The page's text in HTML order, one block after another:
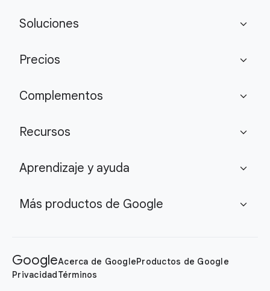
Soluciones expand_more
Precios expand_more
Complementos expand_more
Recursos expand_more
Aprendizaje y ayuda expand_more
Más productos de Google expand_more
GoogleAcerca de GoogleProductos de Google
PrivacidadTérminos